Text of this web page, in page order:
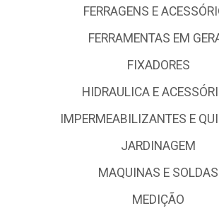
FERRAGENS E
FERRAMENTAS EM
FIXADORES
HIDRAULICA E
IMPERMEABILIZANTES E
JARDINAGEM
MAQUINAS E SOLDAS
MEDIÇÃO